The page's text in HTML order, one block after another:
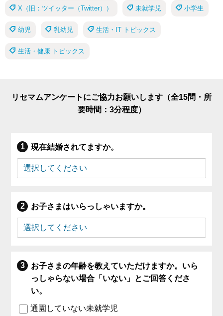
X（旧：ツイッター（Twitter）） 未就学児 小学生
幼児 乳幼児 生活・IT トピックス
生活・健康 トピックス
リセマムアンケートにご協力お願いします（全15問・所
要時間：3分程度）
現在結婚されてますか。
お子さまはいらっしゃいますか。
お子さまの年齢を教えていただけますか。いら
っしゃらない場合「いない」とご回答くださ
い。
通園していない未就学児